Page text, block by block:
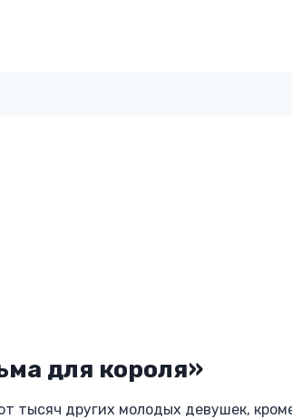
для короля»
тысяч других молодых девушек,